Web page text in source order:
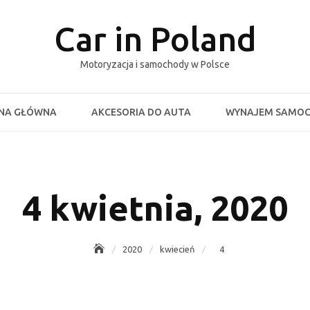
Car in Poland
Motoryzacja i samochody w Polsce
GŁÓWNA AKCESORIA DO AUTA WYNAJEM
4 kwietnia, 2020
2020 kwiecień 4